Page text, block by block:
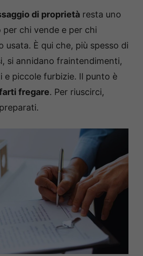
di proprietà resta uno
chi vende e per chi
usata. È qui che, più spesso di
si annidano fraintendimenti,
e piccole furbizie. Il punto è
fregare. Per riuscirci,